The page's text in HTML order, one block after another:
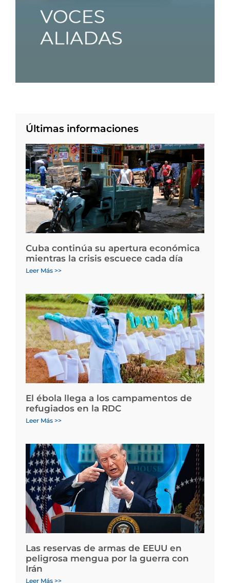
Últimas informaciones
Cuba continúa su apertura económica
mientras la crisis escuece cada día
Leer Más >>
El ébola llega a los campamentos de
refugiados en la RDC
Leer Más >>
Las reservas de armas de EEUU en
peligrosa mengua por la guerra con
Irán
Leer Más >>